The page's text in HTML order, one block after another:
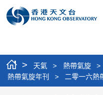
> 天氣 > 熱帶氣旋 >
熱帶氣旋年刊
> 二零一六熱